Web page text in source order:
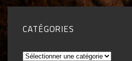
CATÉGORIES